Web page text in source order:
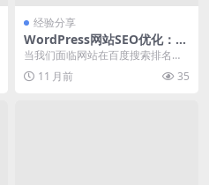
经验分享
WordPress网站SEO优化：如
何提升百度搜索排名与网站流
量
当我们面临网站在百度搜索排名不
高，流量持续低迷的问题时，seo优
化成为亟待解决的...
11 月前 35